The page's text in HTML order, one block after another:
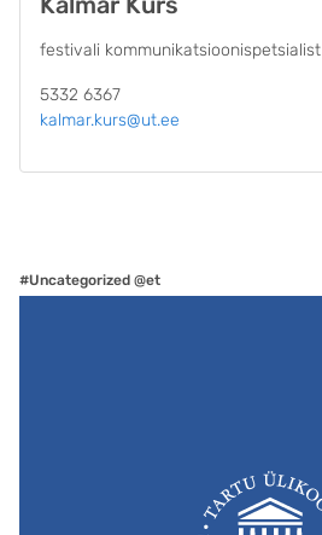
festivali kommunikatsioonispetsialist
5332 6367
kalmar.kurs@ut.ee
#Uncategorized @et